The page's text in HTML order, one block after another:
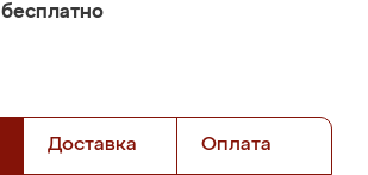
бесплатно
Доставка Оплата